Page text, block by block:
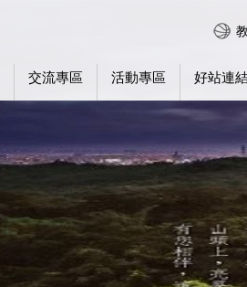
交流專區 活動專區 好站連